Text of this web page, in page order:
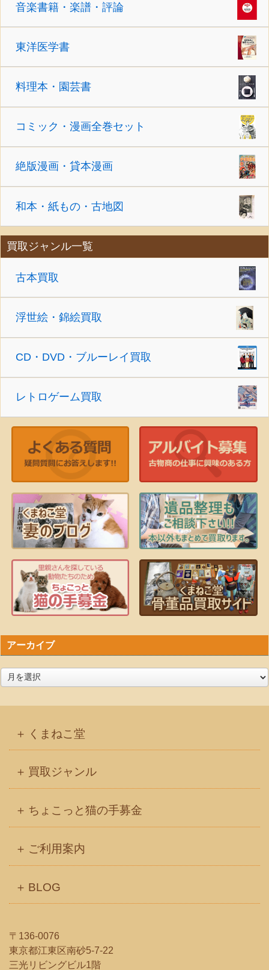
音楽書籍・楽譜・評論
東洋医学書
料理本・園芸書
コミック・漫画全巻セット
絶版漫画・貸本漫画
和本・紙もの・古地図
買取ジャンル一覧
古本買取
浮世絵・錦絵買取
CD・DVD・ブルーレイ買取
レトロゲーム買取
アーカイブ
くまねこ堂
買取ジャンル
ちょこっと猫の手募金
ご利用案内
BLOG
〒136-0076
東京都江東区南砂5-7-22
三光リビングビル1階